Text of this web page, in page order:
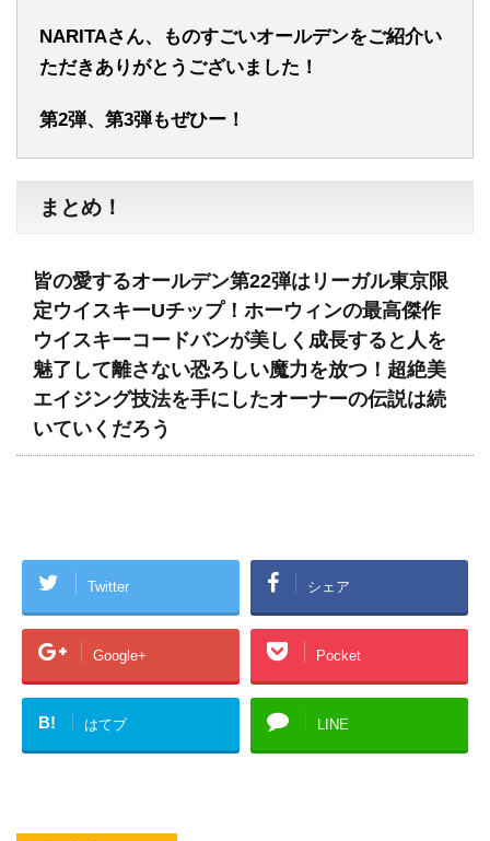
NARITAさん、ものすごいオールデンをご紹介い
ただきありがとうございました！
第2弾、第3弾もぜひー！
まとめ！
皆の愛するオールデン第22弾はリーガル東京限
定ウイスキーUチップ！ホーウィンの最高傑作
ウイスキーコードバンが美しく成長すると人を
魅了して離さない恐ろしい魔力を放つ！超絶美
エイジング技法を手にしたオーナーの伝説は続
いていくだろう
Twitter シェア
Google+ Pocket
B! はてブ LINE